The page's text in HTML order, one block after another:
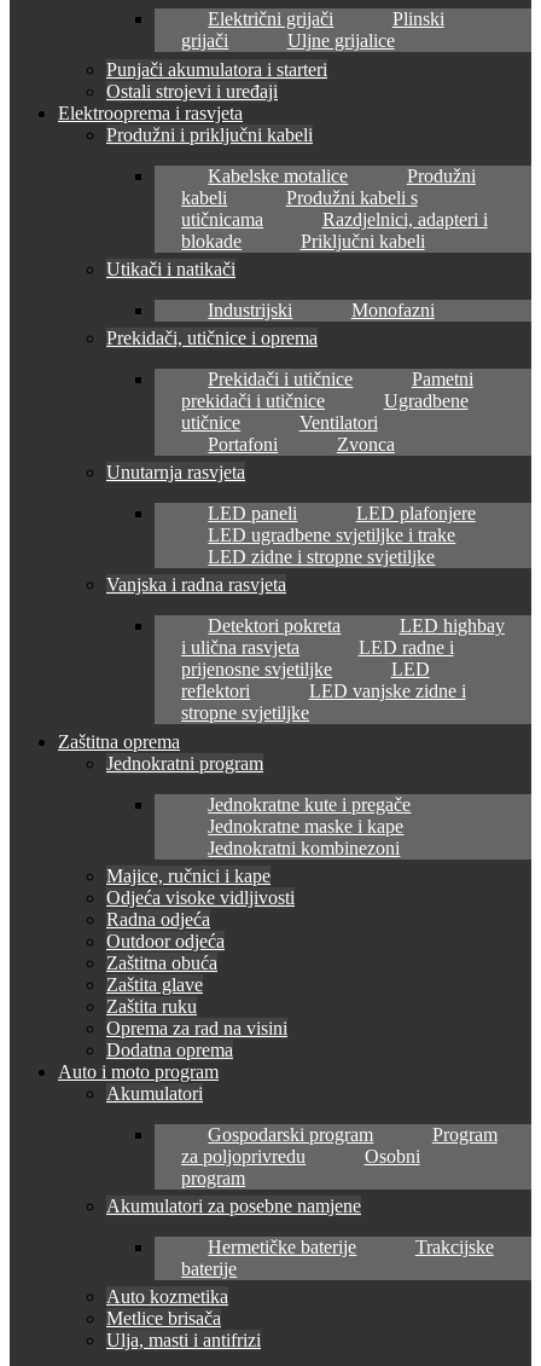
Električni grijači
Plinski
grijači
Uljne grijalice
Punjači akumulatora i starteri
Ostali strojevi i uređaji
Elektrooprema i rasvjeta
Produžni i priključni kabeli
Kabelske motalice
Produžni
kabeli
Produžni kabeli s
utičnicama
Razdjelnici, adapteri i
blokade
Priključni kabeli
Utikači i natikači
Industrijski
Monofazni
Prekidači, utičnice i oprema
Prekidači i utičnice
Pametni
prekidači i utičnice
Ugradbene
utičnice
Ventilatori
Portafoni
Zvonca
Unutarnja rasvjeta
LED paneli
LED plafonjere
LED ugradbene svjetiljke i trake
LED zidne i stropne svjetiljke
Vanjska i radna rasvjeta
Detektori pokreta
LED highbay
i ulična rasvjeta
LED radne i
prijenosne svjetiljke
LED
reflektori
LED vanjske zidne i
stropne svjetiljke
Zaštitna oprema
Jednokratni program
Jednokratne kute i pregače
Jednokratne maske i kape
Jednokratni kombinezoni
Majice, ručnici i kape
Odjeća visoke vidljivosti
Radna odjeća
Outdoor odjeća
Zaštitna obuća
Zaštita glave
Zaštita ruku
Oprema za rad na visini
Dodatna oprema
Auto i moto program
Akumulatori
Gospodarski program
Program
za poljoprivredu
Osobni
program
Akumulatori za posebne namjene
Hermetičke baterije
Trakcijske
baterije
Auto kozmetika
Metlice brisača
Ulja, masti i antifrizi